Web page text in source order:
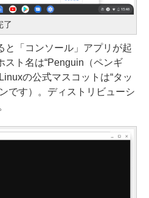
了
「コンソール」アプリが起
スト名は“Penguin（ペンギ
の公式マスコットは“タッ
です）。ディストリビューシ